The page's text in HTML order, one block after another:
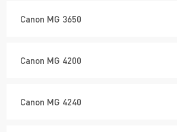
Canon MG 3650
Canon MG 4200
Canon MG 4240